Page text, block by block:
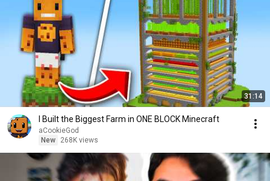
31:14
I Built the Biggest Farm in ONE BLOCK Minecraft
aCookieGod
New
268K views